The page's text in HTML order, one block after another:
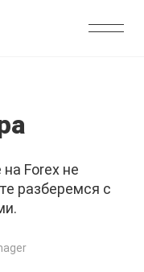
Forex не
разберемся с